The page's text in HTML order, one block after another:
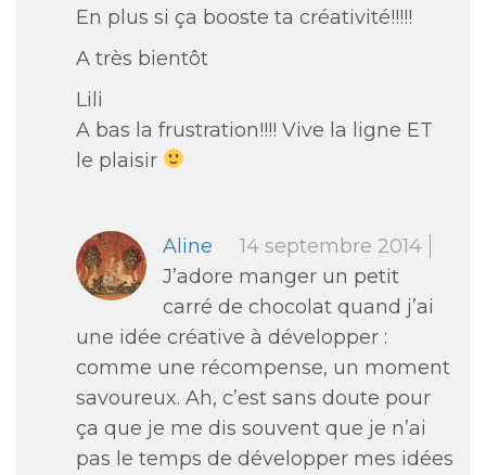
En plus si ça booste ta créativité!!!!!
A très bientôt
Lili
A bas la frustration!!!! Vive la ligne ET
le plaisir
Aline
14 septembre 2014
J’adore manger un petit
carré de chocolat quand j’ai
une idée créative à développer :
comme une récompense, un moment
savoureux. Ah, c’est sans doute pour
ça que je me dis souvent que je n’ai
pas le temps de développer mes idées